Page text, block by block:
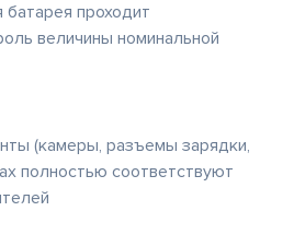
проходит
величины номинальной
(камеры, разъемы зарядки,
полностью соответствуют